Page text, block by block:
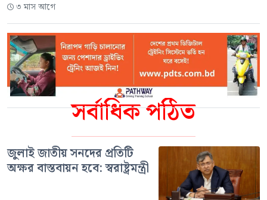
সর্বাধিক পঠিত
জুলাই জাতীয় সনদের প্রতিটি
অক্ষর বাস্তবায়ন হবে: স্বরাষ্ট্রমন্ত্রী
৩ মাস আগে